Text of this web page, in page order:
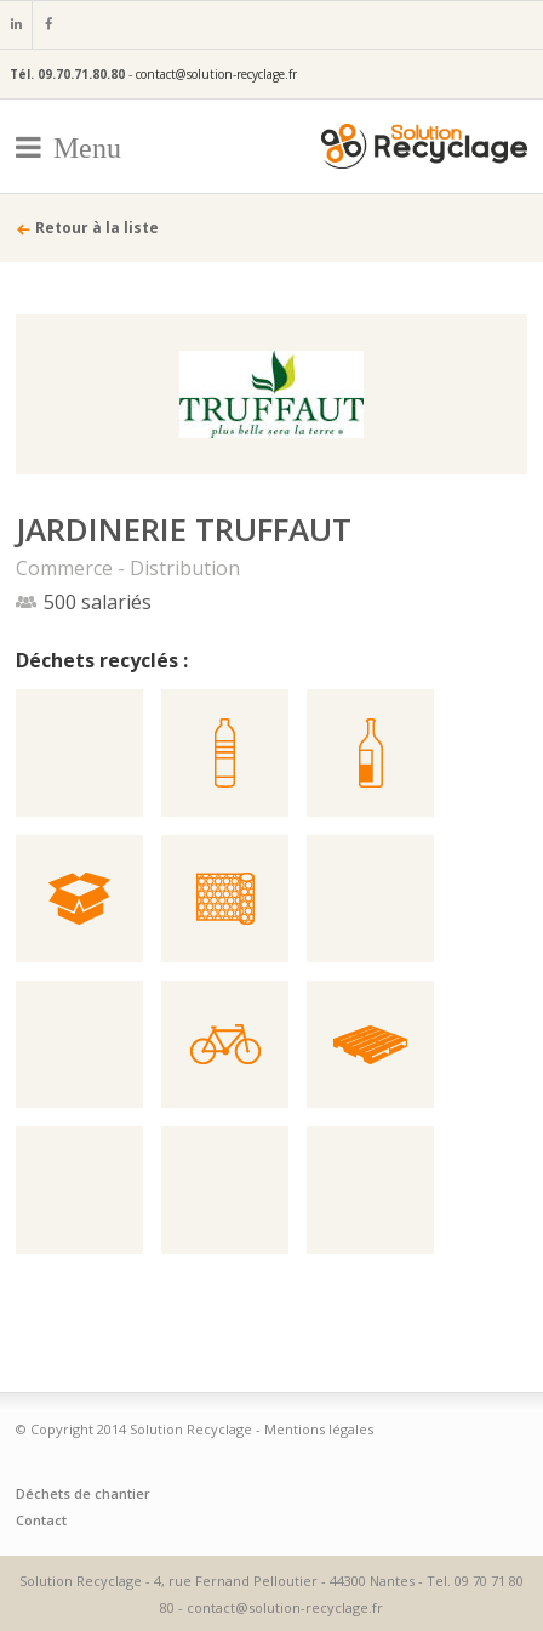
Tél. 09.70.71.80.80 - contact@solution-recyclage.fr
Menu
Retour à la liste
JARDINERIE TRUFFAUT
Commerce - Distribution
500 salariés
Déchets recyclés :
Plus
d'infos
© Copyright 2014 Solution Recyclage - Mentions légales
Déchets de chantier
Contact
Solution Recyclage - 4, rue Fernand Pelloutier - 44300 Nantes - Tel. 09 70 71 80
80 - contact@solution-recyclage.fr